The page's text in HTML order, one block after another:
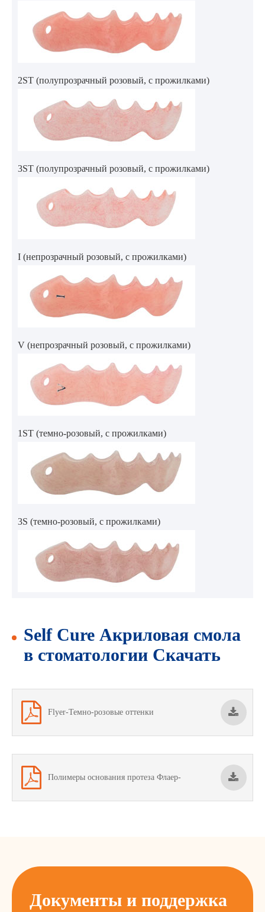
2ST (полупрозрачный розовый, с прожилками)
3ST (полупрозрачный розовый, с прожилками)
I (непрозрачный розовый, с прожилками)
V (непрозрачный розовый, с прожилками)
1ST (темно-розовый, с прожилками)
3S (темно-розовый, с прожилками)
Self Cure Акриловая смола
в стоматологии Скачать
Flyer-Темно-розовые оттенки
Полимеры основания протеза Флаер-
Документы и поддержка